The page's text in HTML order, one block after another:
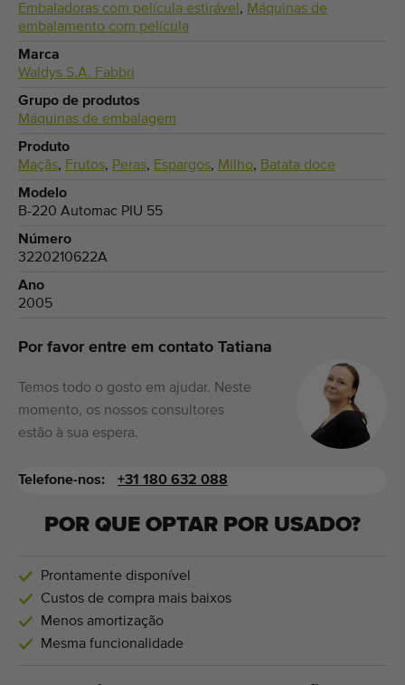
Embaladoras com película estirável, Máquinas de
embalamento com película
Marca
Waldys S.A. Fabbri
Grupo de produtos
Máquinas de embalagem
Produto
Maçãs, Frutos, Peras, Espargos, Milho, Batata doce
Modelo
B-220 Automac PIU 55
Número
3220210622A
Ano
2005
Por favor entre em contato Tatiana
Temos todo o gosto em ajudar. Neste
momento, os nossos consultores
estão à sua espera.
Telefone-nos: +31 180 632 088
POR QUE OPTAR POR USADO?
Prontamente disponível
Custos de compra mais baixos
Menos amortização
Mesma funcionalidade